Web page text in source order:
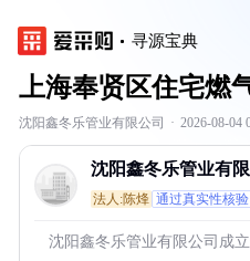
寻源宝典
上海奉贤区住宅燃
沈阳鑫冬乐管业有限公司 · 2026-08-04
沈阳鑫冬乐管业有限
法人:陈烽 通过真实性核验
沈阳鑫冬乐管业有限公司成